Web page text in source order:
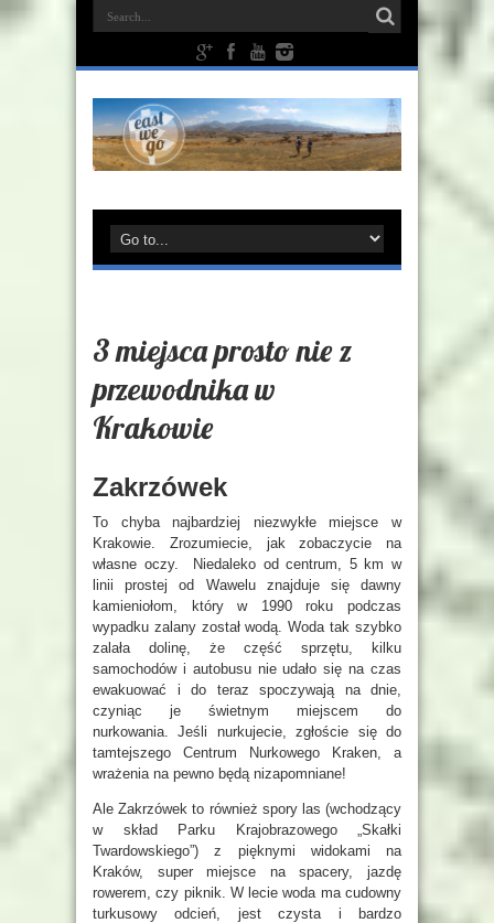
3 miejsca prosto nie z
przewodnika w
Krakowie
Zakrzówek
To chyba najbardziej niezwykłe miejsce w
Krakowie. Zrozumiecie, jak zobaczycie na
własne oczy. Niedaleko od centrum, 5 km w
linii prostej od Wawelu znajduje się dawny
kamieniołom, który w 1990 roku podczas
wypadku zalany został wodą. Woda tak szybko
zalała dolinę, że część sprzętu, kilku
samochodów i autobusu nie udało się na czas
ewakuować i do teraz spoczywają na dnie,
czyniąc je świetnym miejscem do
nurkowania. Jeśli nurkujecie, zgłoście się do
tamtejszego Centrum Nurkowego Kraken, a
wrażenia na pewno będą nizapomniane!
Ale Zakrzówek to również spory las (wchodzący
w skład Parku Krajobrazowego „Skałki
Twardowskiego”) z pięknymi widokami na
Kraków, super miejsce na spacery, jazdę
rowerem, czy piknik. W lecie woda ma cudowny
turkusowy odcień, jest czysta i bardzo